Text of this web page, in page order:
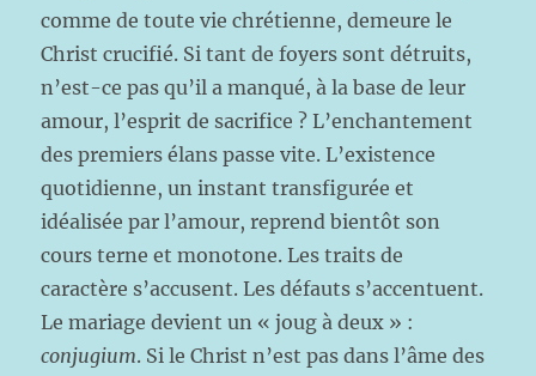
comme de toute vie chrétienne, demeure le
Christ crucifié. Si tant de foyers sont détruits,
n’est-ce pas qu’il a manqué, à la base de leur
amour, l’esprit de sacrifice ? L’enchantement
des premiers élans passe vite. L’existence
quotidienne, un instant transfigurée et
idéalisée par l’amour, reprend bientôt son
cours terne et monotone. Les traits de
caractère s’accusent. Les défauts s’accentuent.
Le mariage devient un « joug à deux » :
conjugium. Si le Christ n’est pas dans l’âme des